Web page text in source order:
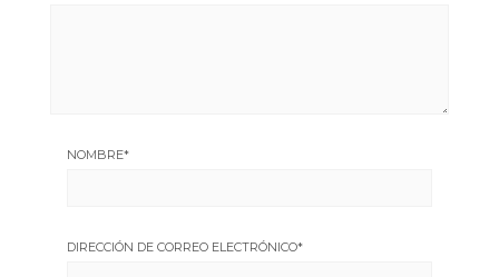
NOMBRE*
DIRECCIÓN DE CORREO ELECTRÓNICO*